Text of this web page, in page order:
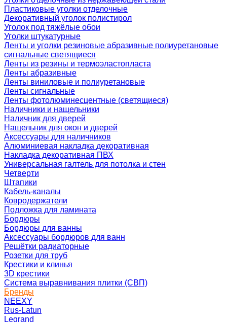
Пластиковые уголки отделочные
Декоративный уголок полистирол
Уголок под тяжёлые обои
Уголки штукатурные
Ленты и уголки резиновые абразивные полиуретановые
сигнальные светящиеся
Ленты из резины и термоэластопласта
Ленты абразивные
Ленты виниловые и полиуретановые
Ленты сигнальные
Ленты фотолюминесцентные (светящиеся)
Наличники и нащельники
Наличник для дверей
Нащельник для окон и дверей
Аксессуары для наличников
Алюминиевая накладка декоративная
Накладка декоративная ПВХ
Универсальная галтель для потолка и стен
Четверти
Штапики
Кабель-каналы
Ковродержатели
Подложка для ламината
Бордюры
Бордюры для ванны
Аксессуары бордюров для ванн
Решётки радиаторные
Розетки для труб
Крестики и клинья
3D крестики
Система выравнивания плитки (СВП)
Бренды
NEEXY
Rus-Latun
Legrand